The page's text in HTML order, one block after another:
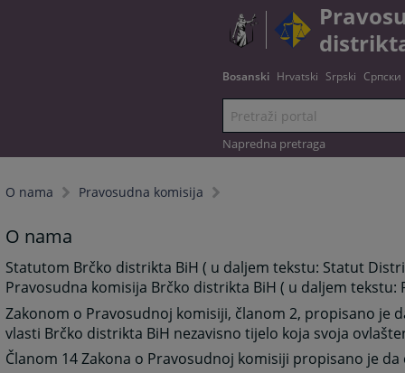
Bosanski Hrvatski Srpski Српски
Napredna pretraga
O nama Pravosudna komisija
O nama
Statutom Brčko distrikta BiH ( u daljem tekstu: Statut
Pravosudna komisija Brčko distrikta BiH ( u daljem tekstu:
Zakonom o Pravosudnoj komisiji, članom 2, propisano je
vlasti Brčko distrikta BiH nezavisno tijelo koja svoja
Članom 14 Zakona o Pravosudnoj komisiji propisano je